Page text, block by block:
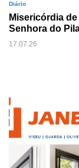
Diário
Misericórdia
Senhora do
17.07.26